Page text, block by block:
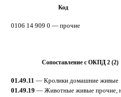
Код
0106 14 909 0 — прочие
Сопоставление с ОКПД 2 (2)
01.49.11 — Кролики домашние живые
01.49.19 — Животные живые прочие,